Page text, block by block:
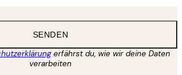
SENDEN
erfährst du, wie wir deine Daten
verarbeiten